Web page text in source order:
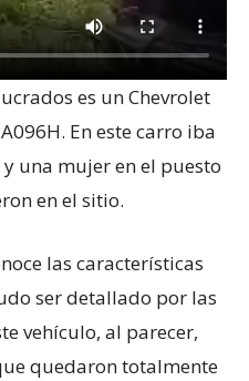
es un Chevrolet
En este carro iba
una mujer en el puesto
en el sitio.
las características
ser detallado por las
vehículo, al parecer,
quedaron totalmente